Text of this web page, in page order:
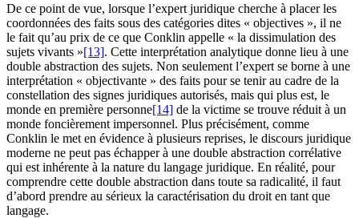
De ce point de vue, lorsque l’expert juridique cherche à placer les
coordonnées des faits sous des catégories dites « objectives », il ne
le fait qu’au prix de ce que Conklin appelle « la dissimulation des
sujets vivants »[13]. Cette interprétation analytique donne lieu à une
double abstraction des sujets. Non seulement l’expert se borne à une
interprétation « objectivante » des faits pour se tenir au cadre de la
constellation des signes juridiques autorisés, mais qui plus est, le
monde en première personne[14] de la victime se trouve réduit à un
monde foncièrement impersonnel. Plus précisément, comme
Conklin le met en évidence à plusieurs reprises, le discours juridique
moderne ne peut pas échapper à une double abstraction corrélative
qui est inhérente à la nature du langage juridique. En réalité, pour
comprendre cette double abstraction dans toute sa radicalité, il faut
d’abord prendre au sérieux la caractérisation du droit en tant que
langage.